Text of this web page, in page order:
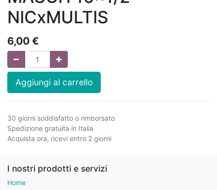
NICxMULTIS
6,00 €
Aggiungi al carrello
30 giorni soddisfatto o rimborsato
Spedizione gratuita in Italia
Acquista ora, ricevi entro 2 giorni
I nostri prodotti e servizi
Home